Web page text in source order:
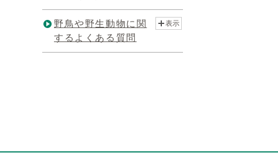
野鳥や野生動物に関
するよくある質問
表示